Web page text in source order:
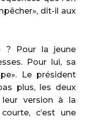
dit-il aux
? Pour la jeune
Pour lui, sa
Le président
plus, les deux
version à la
c’est une